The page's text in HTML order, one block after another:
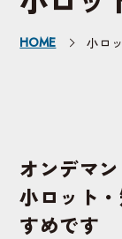
HOME 小ロ
オンデマン
小ロット
すめです